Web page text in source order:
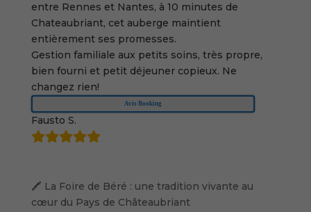
entre Rennes et Nantes, à 10 minutes de
Chateaubriant, cet auberge maintient
entièrement ses promesses.
Gestion familiale aux petits soins, très propre,
bien fourni et petit déjeuner copieux. Ne
changez rien!
Avis Booking
Fausto S.
🖍️ La Foire de Béré : une tradition vivante au
cœur du Pays de Châteaubriant